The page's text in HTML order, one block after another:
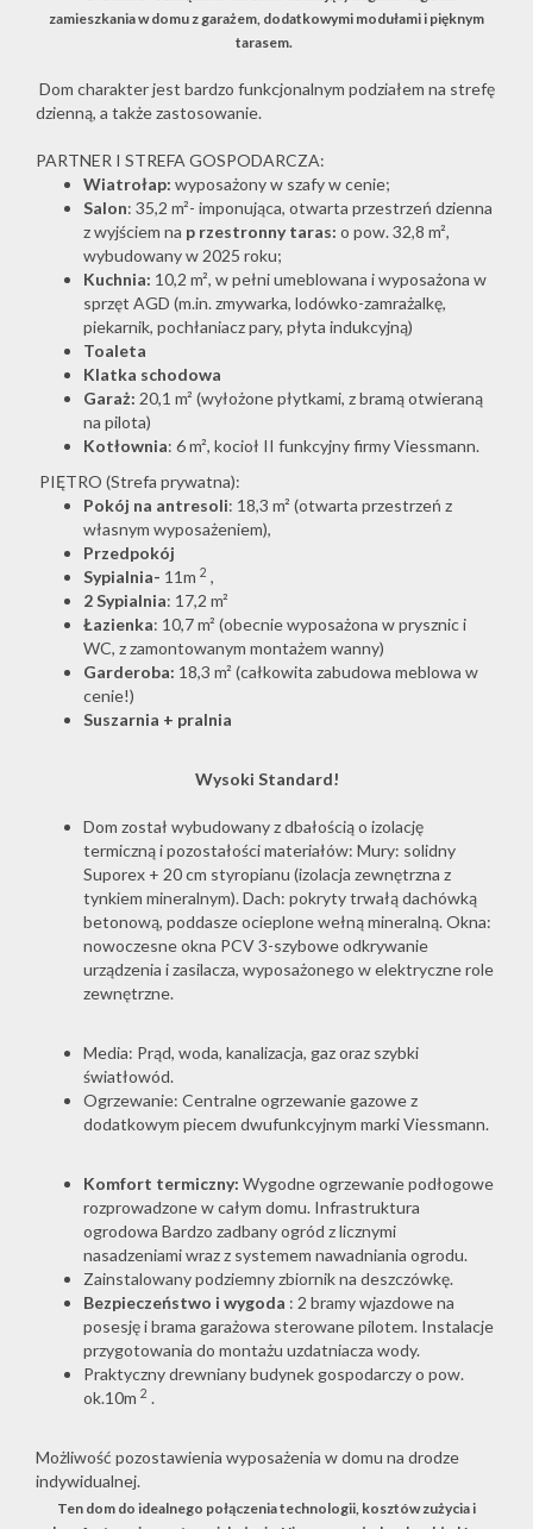
firmie
zamieszkania w domu z garażem, dodatkowymi modułami i pięknym
tarasem.
Dom charakter jest bardzo funkcjonalnym podziałem na strefę
dzienną, a także zastosowanie.
PARTNER I STREFA GOSPODARCZA:
Wiatrołap: wyposażony w szafy w cenie;
Salon: 35,2 m²- imponująca, otwarta przestrzeń dzienna
z wyjściem na p rzestronny taras: o pow. 32,8 m²,
wybudowany w 2025 roku;
Kuchnia: 10,2 m², w pełni umeblowana i wyposażona w
sprzęt AGD (m.in. zmywarka, lodówko-zamrażalkę,
piekarnik, pochłaniacz pary, płyta indukcyjną)
Toaleta
Klatka schodowa
Garaż: 20,1 m² (wyłożone płytkami, z bramą otwieraną
na pilota)
Kotłownia: 6 m², kocioł II funkcyjny firmy Viessmann.
PIĘTRO (Strefa prywatna):
Pokój na antresoli: 18,3 m² (otwarta przestrzeń z
własnym wyposażeniem),
Przedpokój
Sypialnia- 11m 2 ,
2 Sypialnia: 17,2 m²
Łazienka: 10,7 m² (obecnie wyposażona w prysznic i
WC, z zamontowanym montażem wanny)
Garderoba: 18,3 m² (całkowita zabudowa meblowa w
cenie!)
Suszarnia + pralnia
Wysoki Standard!
Dom został wybudowany z dbałością o izolację
termiczną i pozostałości materiałów: Mury: solidny
Suporex + 20 cm styropianu (izolacja zewnętrzna z
tynkiem mineralnym). Dach: pokryty trwałą dachówką
betonową, poddasze ocieplone wełną mineralną. Okna:
nowoczesne okna PCV 3-szybowe odkrywanie
urządzenia i zasilacza, wyposażonego w elektryczne role
zewnętrzne.
Media: Prąd, woda, kanalizacja, gaz oraz szybki
światłowód.
Ogrzewanie: Centralne ogrzewanie gazowe z
dodatkowym piecem dwufunkcyjnym marki Viessmann.
Komfort termiczny: Wygodne ogrzewanie podłogowe
rozprowadzone w całym domu. Infrastruktura
ogrodowa Bardzo zadbany ogród z licznymi
nasadzeniami wraz z systemem nawadniania ogrodu.
Zainstalowany podziemny zbiornik na deszczówkę.
Bezpieczeństwo i wygoda : 2 bramy wjazdowe na
posesję i brama garażowa sterowane pilotem. Instalacje
przygotowania do montażu uzdatniacza wody.
Praktyczny drewniany budynek gospodarczy o pow.
ok.10m 2 .
Możliwość pozostawienia wyposażenia w domu na drodze
indywidualnej.
Ten dom do idealnego połączenia technologii, kosztów zużycia i